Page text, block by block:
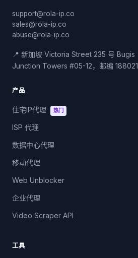
support@rola-ip.co
sales@rola-ip.co
abuse@rola-ip.co
📍 新加坡 Victoria Street 235 号 Bugis
Junction Towers #05-12，邮编 188021
产品
住宅IP代理 热门
ISP 代理
数据中心代理
移动代理
Web Unblocker
企业代理
Video Scraper API
工具